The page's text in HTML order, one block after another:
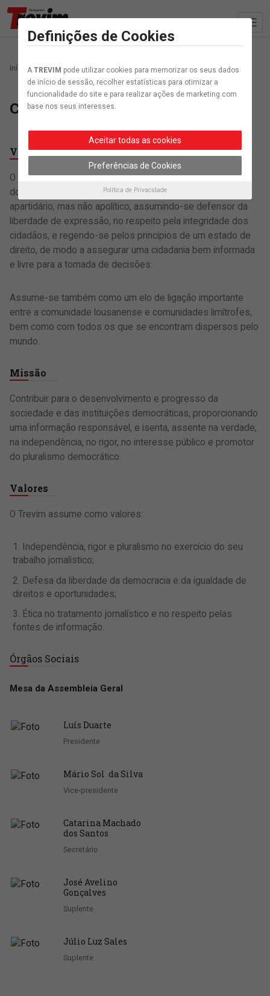
Início Cooperativa
Cooperativa
Visão
O Trevim tem como visão ser um jornal respeitável na área
do jornalismo, sustentável, assumindo-se como órgão
apartidário, mas não apolítico, assumindo-se defensor da
liberdade de expressão, no respeito pela integridade dos
cidadãos, e regendo-se pelos princípios de um estado de
direito, de modo a assegurar uma cidadania bem informada
e livre para a tomada de decisões.
Assume-se também como um elo de ligação importante
entre a comunidade lousanense e comunidades limítrofes,
bem como com todos os que se encontram dispersos pelo
mundo.
Missão
Contribuir para o desenvolvimento e progresso da
sociedade e das instituições democráticas, proporcionando
uma informação responsável, e isenta, assente na verdade,
na independência, no rigor, no interesse público e promotor
do pluralismo democrático.
Valores
O Trevim assume como valores:
Independência, rigor e pluralismo no exercício do seu
trabalho jornalístico;
Defesa da liberdade da democracia e da igualdade de
direitos e oportunidades;
Ética no tratamento jornalístico e no respeito pelas
fontes de informação.
Órgãos Sociais
Mesa da Assembleia Geral
Luís Duarte
Presidente
Mário Sol da Silva
Vice-presidente
Catarina Machado
dos Santos
Secretário
José Avelino
Gonçalves
Suplente
Júlio Luz Sales
Suplente
Definições de Cookies
A TREVIM pode utilizar cookies para memorizar os seus dados
de início de sessão, recolher estatísticas para otimizar a
funcionalidade do site e para realizar ações de marketing com
base nos seus interesses.
Aceitar todas as cookies
Preferências de Cookies
Política de Privacidade